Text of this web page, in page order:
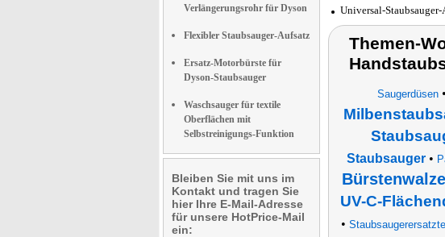
Verlängerungsrohr für Dyson
Flexibler Staubsauger-Aufsatz
Ersatz-Motorbürste für
Dyson-Staubsauger
Waschsauger für textile
Oberflächen mit
Selbstreinigungs-Funktion
Bleiben Sie mit uns im
Kontakt und tragen Sie
hier Ihre E-Mail-Adresse
für unsere HotPrice-Mail
ein:
Universal-
Themen-
Saugerdüsen •
Staubsauger•
UV-C-
•